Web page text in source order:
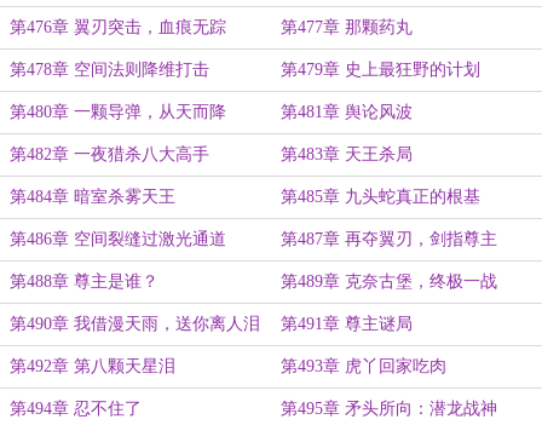
第476章 翼刃突击，血痕无踪 第477章 那颗药丸
第478章 空间法则降维打击 第479章 史上最狂野的计划
第480章 一颗导弹，从天而降 第481章 舆论风波
第482章 一夜猎杀八大高手 第483章 天王杀局
第484章 暗室杀雾天王 第485章 九头蛇真正的根基
第486章 空间裂缝过激光通道 第487章 再夺翼刃，剑指尊主
第488章 尊主是谁？ 第489章 克奈古堡，终极一战
第490章 我借漫天雨，送你离人泪 第491章 尊主谜局
第492章 第八颗天星泪 第493章 虎丫回家吃肉
第494章 忍不住了 第495章 矛头所向：潜龙战神